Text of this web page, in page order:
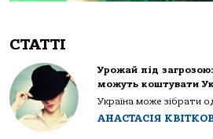
СТАТТІ
Урожай під
можуть коштувати
Україна може зібрати
АНАСТАСІЯ